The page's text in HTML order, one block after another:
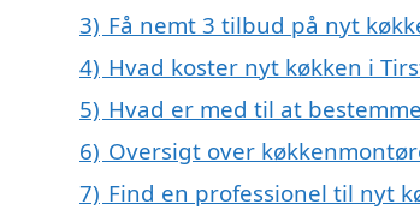
3) Få nemt 3 tilbud på nyt
4) Hvad koster nyt køkken i
5) Hvad er med til at
6) Oversigt over
7) Find en professionel til nyt